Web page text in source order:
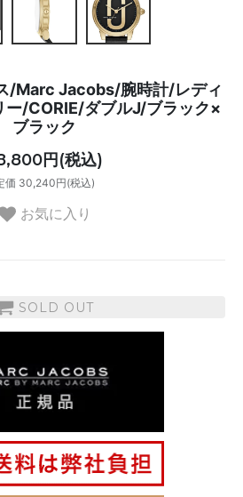
/Marc Jacobs/腕時計/レディ
/CORIE/ダブルJ/ブラック×
ブラック
円(税込)
価 30,240円(税込)
お気に入り
SOLD OUT